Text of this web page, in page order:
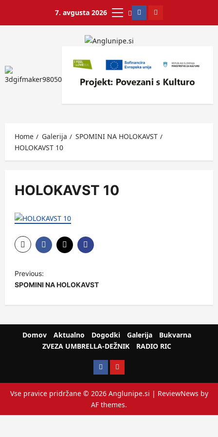
7. avgusta 2026
Home Galerija
SPOMINI NA HOLOKAVST
HOLOKAVST 10
HOLOKAVST 10
Previous:
SPOMINI NA HOLOKAVST
Domov Aktualno Dogodki Galerija
Bukvarna
ZVEZA UMBRELLA-DEŽNIK
RADIO RIC
Vse pravice pridržane © 2026 Anglunipe.si | ReviewNews by
AF themes.